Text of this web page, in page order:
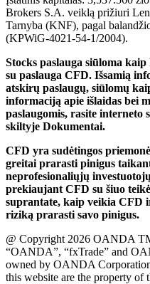
Brokers S.A. veiklą prižiuri
Tarnyba (KNF), pagal
(KPWiG-4021-54-1/2004).
Stocks paslauga siūloma
su paslauga CFD. Išsamią
atskirų paslaugų, siūlomų
informaciją apie išlaidas bei
paslaugomis, rasite
skiltyje Dokumentai.
CFD yra sudėtingos
greitai prarasti pinigus
neprofesionaliųjų
prekiaujant CFD su šiuo
suprantate, kaip veikia CFD
riziką prarasti savo pinigus.
@ Copyright 2026 OANDA
“OANDA”, “fxTrade” and
owned by OANDA
this website are the property of